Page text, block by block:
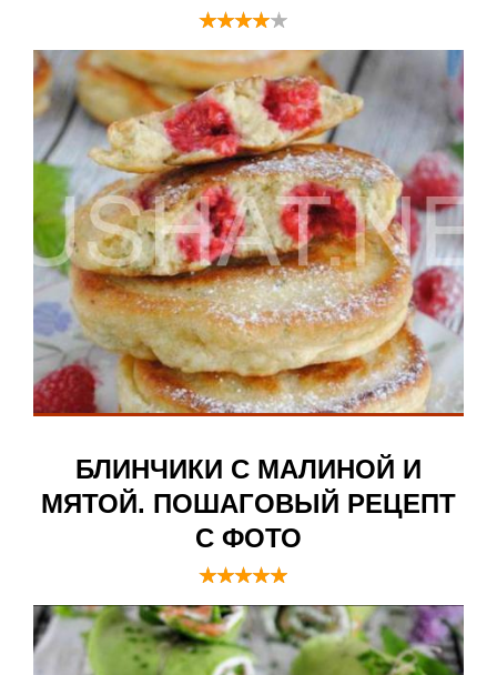
БЛИНЧИКИ С МАЛИНОЙ И
МЯТОЙ. ПОШАГОВЫЙ РЕЦЕПТ
С ФОТО